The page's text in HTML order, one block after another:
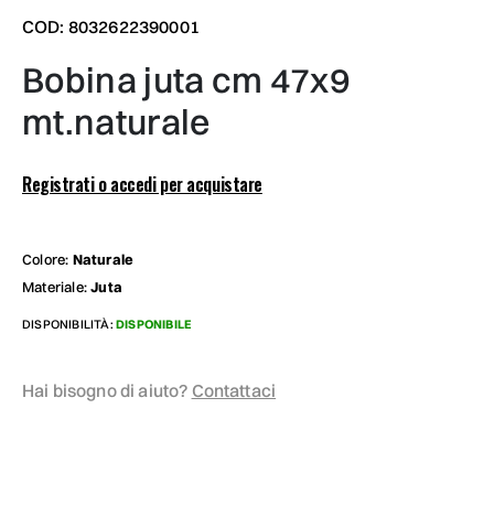
COD: 8032622390001
bobina juta cm 47x9
mt.naturale
Registrati o accedi per acquistare
Colore: Naturale
Materiale:Juta
DISPONIBILITÀ: DISPONIBILE
Hai bisogno di aiuto? Contattaci